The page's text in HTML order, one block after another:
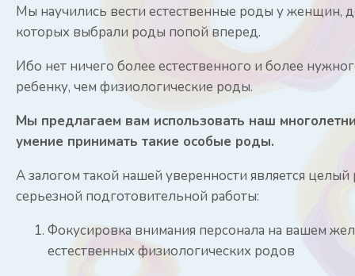
Мы научились вести естественные роды у женщин,
которых выбрали роды попой вперед.
Ибо нет ничего более естественного и более
ребенку, чем физиологические роды.
Мы предлагаем вам использовать наш
умение принимать такие особые роды.
А залогом такой нашей уверенности является целый
серьезной подготовительной работы:
Фокусировка внимания персонала на вашем
естественных физиологических родов